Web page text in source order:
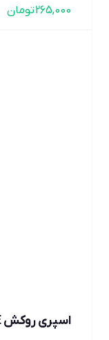
265,000تومان
اسپری روکش VESLE